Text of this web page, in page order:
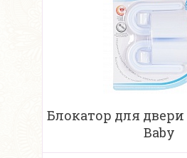
Блокатор для двери
Baby